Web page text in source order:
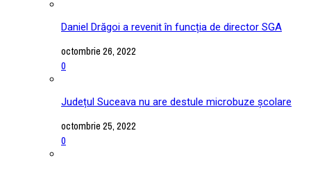
Daniel Drăgoi a revenit în funcția de director SGA
octombrie 26, 2022
0
Județul Suceava nu are destule microbuze școlare
octombrie 25, 2022
0